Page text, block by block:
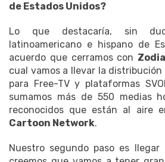
de Estados Unidos?
Lo que destacaría, sin
latinoamericano e hispano de
acuerdo que cerramos con
cual vamos a llevar la
para Free-TV y plataformas
sumamos más de 550 medias
reconocidos que están al aire
Cartoon Network.
Nuestro segundo paso es llegar